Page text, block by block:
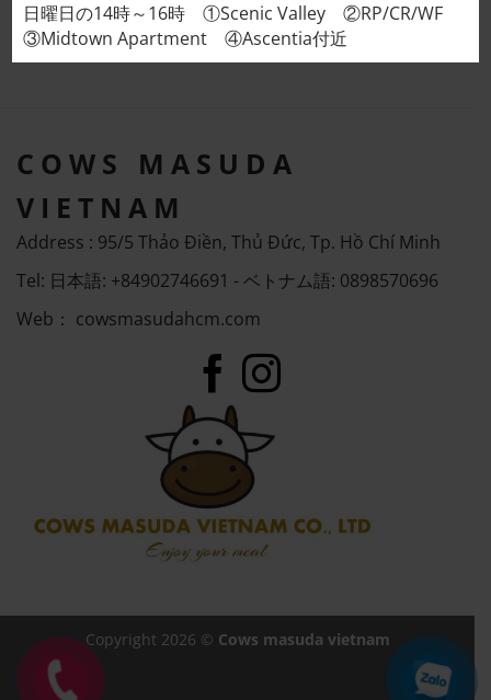
COWS MASUDA
VIETNAM
Address : 95/5 Thảo Điền, Thủ Đức, Tp. Hồ Chí Minh
Tel: 日本語: +84902746691 - ベトナム語: 0898570696
Web： cowsmasudahcm.com
Copyright 2026 © Cows masuda vietnam
日曜日の14時～16時 ①Scenic Valley ②RP/CR/WF
③Midtown Apartment ④Ascentia付近